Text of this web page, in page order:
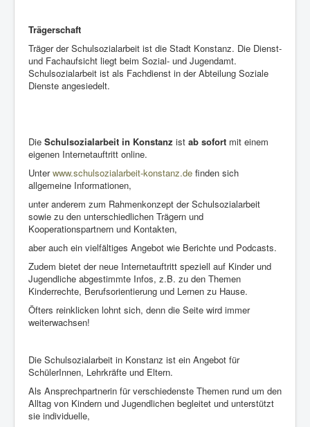
Trägerschaft
Träger der Schulsozialarbeit ist die Stadt Konstanz. Die Dienst-
und Fachaufsicht liegt beim Sozial- und Jugendamt.
Schulsozialarbeit ist als Fachdienst in der Abteilung Soziale
Dienste angesiedelt.
Die Schulsozialarbeit in Konstanz ist ab sofort mit einem
eigenen Internetauftritt online.
Unterwww.schulsozialarbeit-konstanz.de finden sich
allgemeine Informationen,
unter anderem zum Rahmenkonzept der Schulsozialarbeit
sowie zu den unterschiedlichen Trägern und
Kooperationspartnern und Kontakten,
aber auch ein vielfältiges Angebot wie Berichte und Podcasts.
Zudem bietet der neue Internetauftritt speziell auf Kinder und
Jugendliche abgestimmte Infos, z.B. zu den Themen
Kinderrechte, Berufsorientierung und Lernen zu Hause.
Öfters reinklicken lohnt sich, denn die Seite wird immer
weiterwachsen!
Die Schulsozialarbeit in Konstanz ist ein Angebot für
SchülerInnen, Lehrkräfte und Eltern.
Als Ansprechpartnerin für verschiedenste Themen rund um den
Alltag von Kindern und Jugendlichen begleitet und unterstützt
sie individuelle,